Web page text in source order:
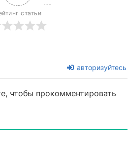
статьи
авторизуйтесь
чтобы прокомментировать